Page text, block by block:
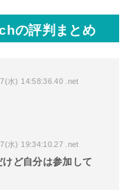
の評判まとめ
水) 14:58:36.40 .net
水) 19:34:10.27 .net
ど自分は参加して